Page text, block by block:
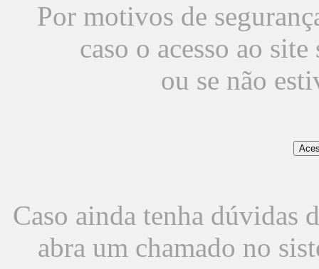
Por motivos de
caso o acesso ao
ou se não
Caso ainda tenha dúvidas
abra um chamado no